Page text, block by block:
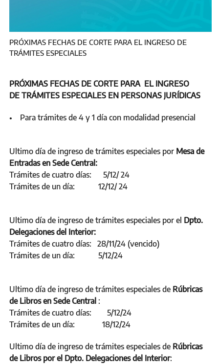
PRÓXIMAS FECHAS DE CORTE PARA EL INGRESO DE
TRÁMITES ESPECIALES
PRÓXIMAS FECHAS DE CORTE PARA EL INGRESO
DE TRÁMITES ESPECIALES EN PERSONAS JURÍDICAS
• Para trámites de 4 y 1 día con modalidad presencial
Ultimo día de ingreso de trámites especiales por Mesa de
Entradas en Sede Central:
Trámites de cuatro días: 5/12/ 24
Trámites de un día: 12/12/ 24
Ultimo día de ingreso de trámites especiales por el Dpto.
Delegaciones del Interior:
Trámites de cuatro días: 28/11/24 (vencido)
Trámites de un día: 5/12/24
Ultimo día de ingreso de trámites especiales de Rúbricas
de Libros en Sede Central :
Trámites de cuatro días: 5/12/24
Trámites de un día: 18/12/24
Ultimo día de ingreso de trámites especiales de Rúbricas
de Libros por el Dpto. Delegaciones del Interior: